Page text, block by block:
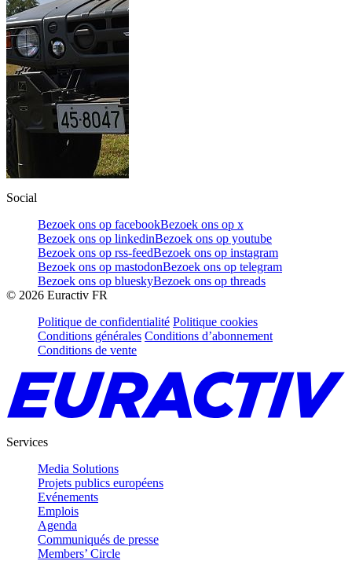
Social
Bezoek ons op facebookBezoek ons op x
Bezoek ons op linkedinBezoek ons op youtube
Bezoek ons op rss-feedBezoek ons op instagram
Bezoek ons op mastodonBezoek ons op telegram
Bezoek ons op blueskyBezoek ons op threads
© 2026 Euractiv FR
Politique de confidentialité Politique cookies
Conditions générales Conditions d’abonnement
Conditions de vente
Services
Media Solutions
Projets publics européens
Evénements
Emplois
Agenda
Communiqués de presse
Members’ Circle